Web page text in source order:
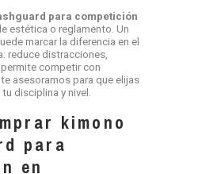
para competición
estética o reglamento. Un
marcar la diferencia en el
reduce distracciones,
competir con
asesoramos para que elijas
disciplina y nivel.
kimono
para
en